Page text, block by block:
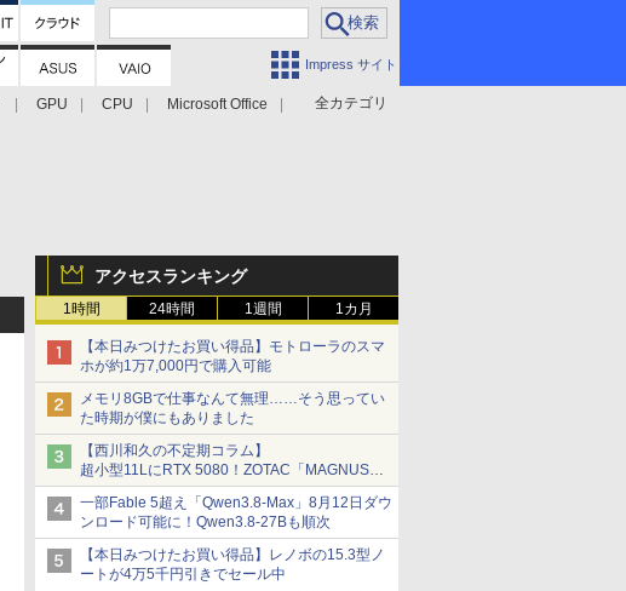
Impress サイト
全カテゴリ
GPU CPU
Microsoft Office
アクセスランキング
1時間 24時間 1週間 1カ月
【本日みつけたお買い得品】モトローラのスマ
ホが約1万7,000円で購入可能
メモリ8GBで仕事なんて無理……そう思ってい
た時期が僕にもありました
【西川和久の不定期コラム】
超小型11LにRTX 5080！ZOTAC「MAGNUS
ONE」最上位機の実力を探る
一部Fable 5超え「Qwen3.8-Max」8月12日ダウ
ンロード可能に！Qwen3.8-27Bも順次
【本日みつけたお買い得品】レノボの15.3型ノ
ートが4万5千円引きでセール中